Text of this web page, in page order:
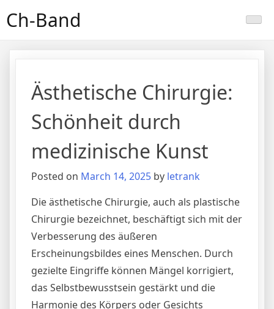
toCh-Band
Ästhetische Chirurgie:
Schönheit durch
medizinische Kunst
Posted on March 14, 2025 by letrank
Die ästhetische Chirurgie, auch als plastische
Chirurgie bezeichnet, beschäftigt sich mit der
Verbesserung des äußeren
Erscheinungsbildes eines Menschen. Durch
gezielte Eingriffe können Mängel korrigiert,
das Selbstbewusstsein gestärkt und die
Harmonie des Körpers oder Gesichts